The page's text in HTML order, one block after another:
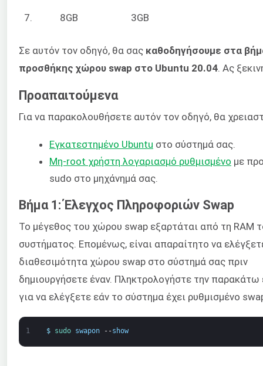
7. 8GB 3GB
Σε αυτόν τον οδηγό, θα σας καθοδηγήσουμε στα
προσθήκης χώρου swap στο Ubuntu 20.04. Ας
Προαπαιτούμενα
Για να παρακολουθήσετε αυτόν τον οδηγό, θα
Εγκατεστημένο Ubuntu στο σύστημά σας.
Μη-root χρήστη λογαριασμό ρυθμισμένο με
sudo στο μηχάνημά σας.
Βήμα 1: Έλεγχος Πληροφοριών Swap
Το μέγεθος του χώρου swap εξαρτάται από τη RAM
συστήματος. Επομένως, είναι απαραίτητο να
διαθεσιμότητα χώρου swap στο σύστημά σας πριν
δημιουργήσετε έναν. Πληκτρολογήστε την παρακάτω
για να ελέγξετε εάν το σύστημα έχει ρυθμισμένο
1 $ sudo swapon --show